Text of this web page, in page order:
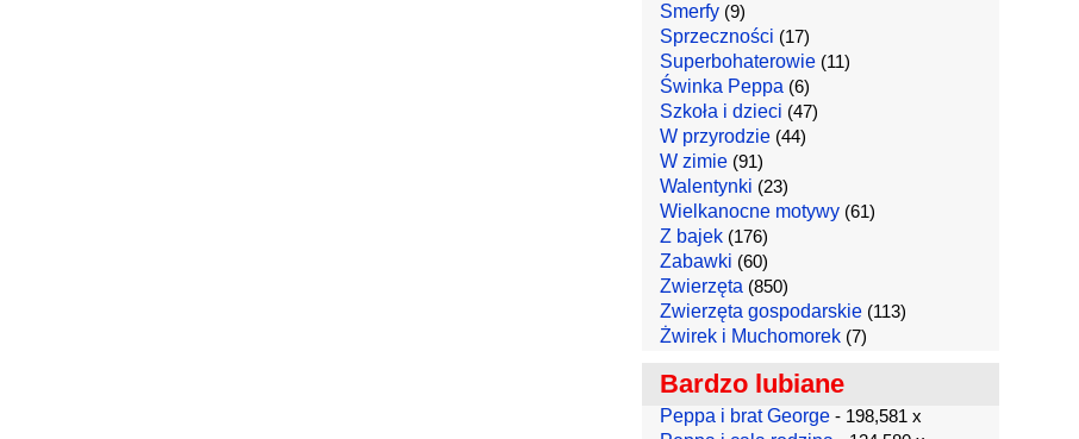
Smerfy(9)
Sprzeczności (17)
Superbohaterowie(11)
Świnka Peppa (6)
Szkoła i dzieci (47)
W przyrodzie(44)
W zimie(91)
Walentynki (23)
Wielkanocne motywy(61)
Z bajek(176)
Zabawki (60)
Zwierzęta (850)
Zwierzęta gospodarskie(113)
Żwirek i Muchomorek(7)
Bardzo lubiane
Peppa i brat George- 198,581 x